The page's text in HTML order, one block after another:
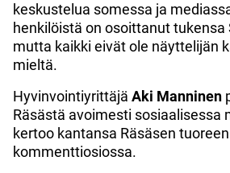
keskustelua somessa ja
henkilöistä on osoittanut tukensa
mutta kaikki eivät ole näyttelijän
mieltä.
Hyvinvointiyrittäjä Aki Manninen
Räsästä avoimesti sosiaalisessa
kertoo kantansa Räsäsen
kommenttiosiossa.